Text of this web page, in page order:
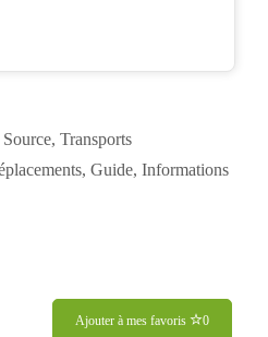
, Transports
, Guide, Informations
Ajouter à mes favoris 0